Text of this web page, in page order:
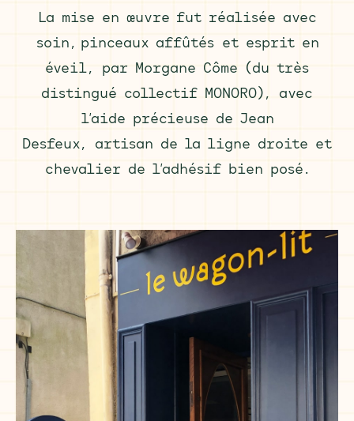
La mise en œuvre fut réalisée avec
soin, pinceaux affûtés et esprit en
éveil, par Morgane Côme (du très
distingué collectif MONORO), avec
l’aide précieuse de Jean
Desfeux, artisan de la ligne droite et
chevalier de l’adhésif bien posé.